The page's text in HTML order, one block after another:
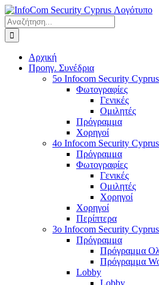
Μετάβαση
στο
περιεχόμενο
Αναζήτηση
για:
Αρχική
Προηγ. Συνέδρια
5o Infocom Security
Φωτογραφίες
Γενικές
Ομιλητές
Πρόγραμμα
Χορηγοί
4o Infocom Security
Πρόγραμμα
Φωτογραφίες
Γενικές
Ομιλητές
Χορηγοί
Χορηγοί
Περίπτερα
3o Infocom Security
Πρόγραμμα
Πρόγραμμα
Πρόγραμμα
Lobby
Lobby